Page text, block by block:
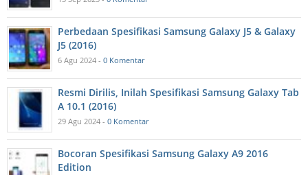
Perbedaan Spesifikasi Samsung Galaxy J5 & Galaxy
J5 (2016)
6 Agu 2024 - 0 Komentar
Resmi Dirilis, Inilah Spesifikasi Samsung Galaxy Tab
A 10.1 (2016)
29 Agu 2024 - 0 Komentar
Bocoran Spesifikasi Samsung Galaxy A9 2016
Edition